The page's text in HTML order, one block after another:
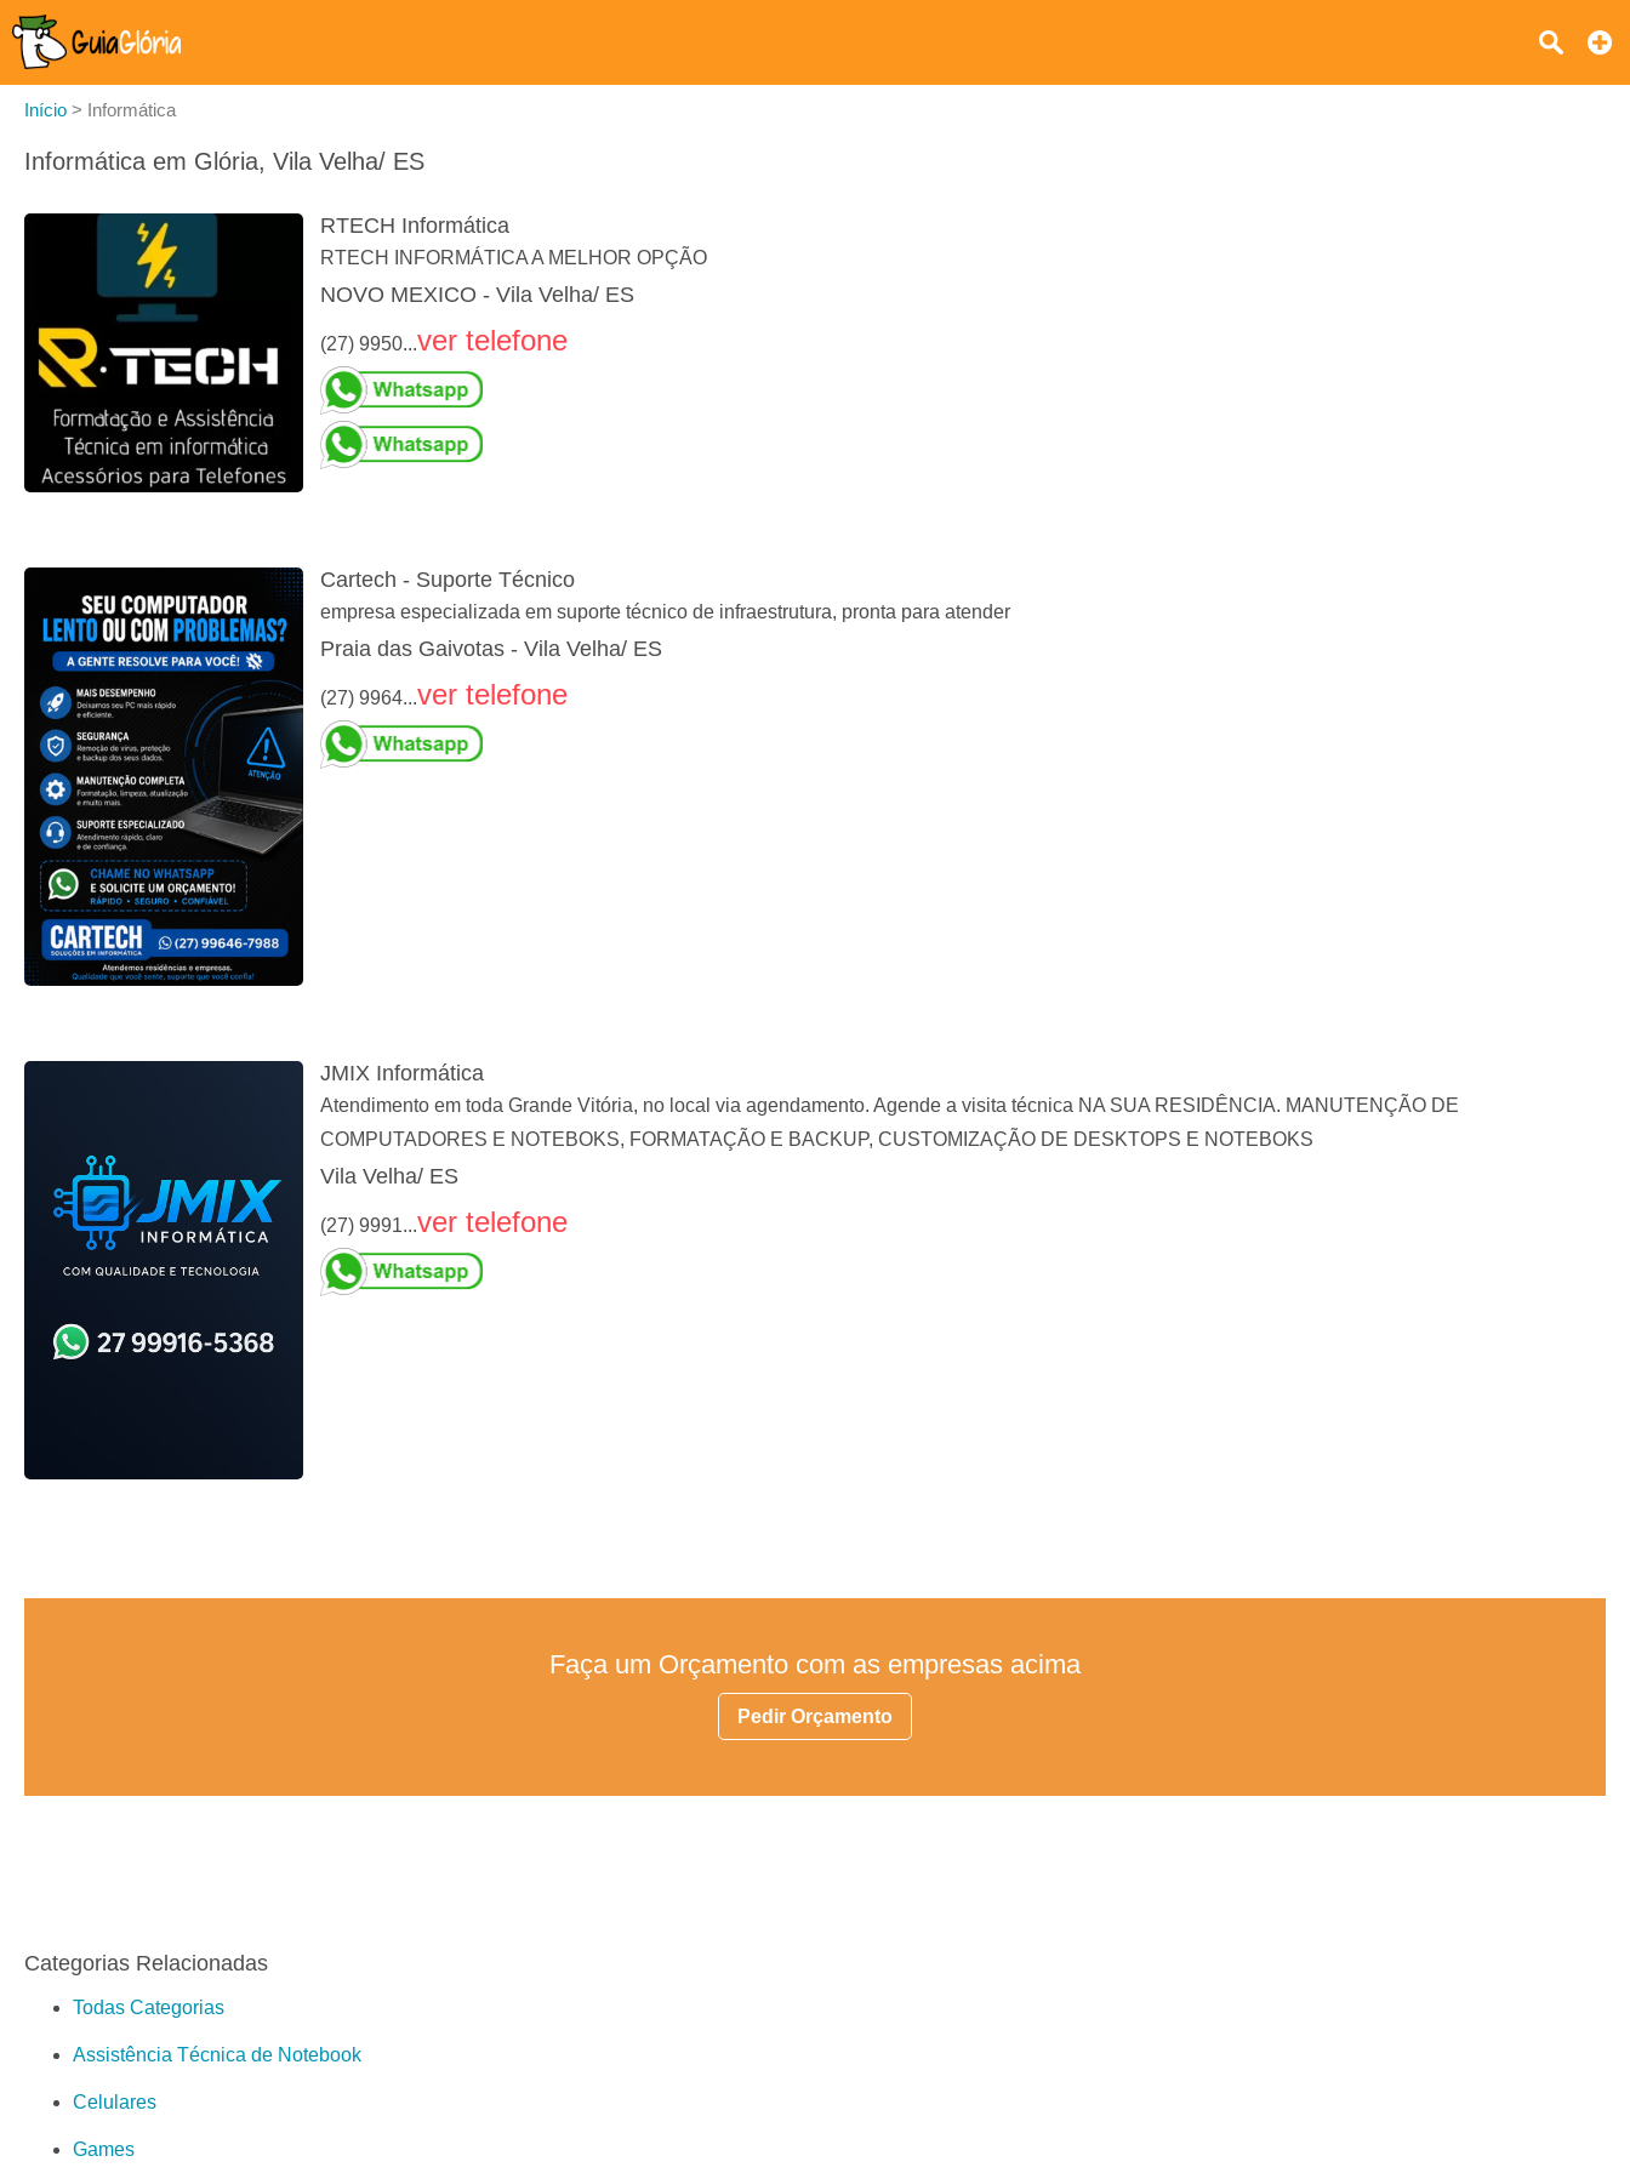
Início > Informática
Informática em Glória, Vila Velha/ ES
RTECH Informática
RTECH INFORMÁTICA A MELHOR OPÇÃO
NOVO MEXICO - Vila Velha/ ES
(27) 9950...ver telefone
Cartech - Suporte Técnico
empresa especializada em suporte técnico de infraestrutura, pronta para atender
Praia das Gaivotas - Vila Velha/ ES
(27) 9964...ver telefone
JMIX Informática
Atendimento em toda Grande Vitória, no local via agendamento. Agende a visita técnica NA SUA RESIDÊNCIA. MANUTENÇÃO DE
COMPUTADORES E NOTEBOKS, FORMATAÇÃO E BACKUP, CUSTOMIZAÇÃO DE DESKTOPS E NOTEBOKS
Vila Velha/ ES
(27) 9991...ver telefone
Faça um Orçamento com as empresas acima
Pedir Orçamento
Categorias Relacionadas
Todas Categorias
Assistência Técnica de Notebook
Celulares
Games